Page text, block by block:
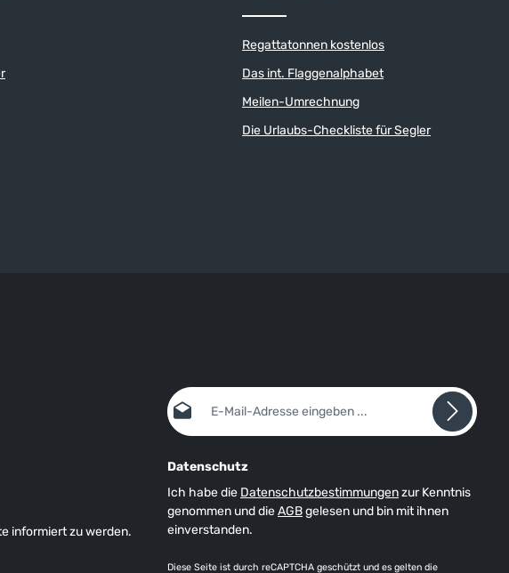
Regattatonnen kostenlos
Das int. Flaggenalphabet
Meilen-Umrechnung
Die Urlaubs-Checkliste für Segler
informiert zu werden.
E-Mail-Adresse*
Datenschutz
Ich habe die Datenschutzbestimmungenzur Kenntnis
genommen und dieAGBgelesen und bin mit ihnen
einverstanden.
Diese Seite ist durch reCAPTCHA geschützt und es gelten die